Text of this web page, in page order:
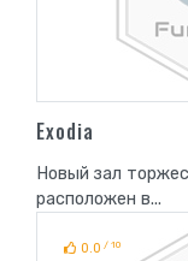
Exodia
Новый зал
расположен в...
0.0 / 10